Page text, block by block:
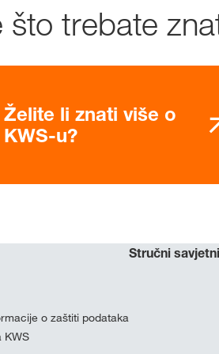
što trebate
Želite li znati više o
KWS-u?
o zaštiti podataka
KWS
Stručni